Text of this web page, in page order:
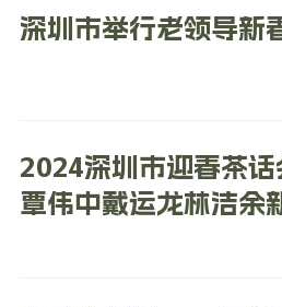
深圳市举行老领导新
2024深圳市迎春茶话
覃伟中戴运龙林洁余